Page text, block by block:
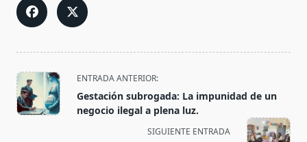
<span
class="nav-
subtitle
ENTRADA ANTERIOR:
Gestación subrogada: La impunidad de un
negocio ilegal a plena luz.
SIGUIENTE ENTRADA